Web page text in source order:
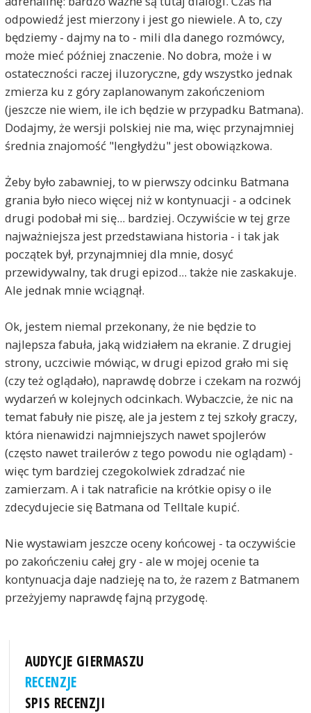
odpowiedź jest mierzony i jest go niewiele. A to, czy
będziemy - dajmy na to - mili dla danego rozmówcy,
może mieć później znaczenie. No dobra, może i w
ostateczności raczej iluzoryczne, gdy wszystko jednak
zmierza ku z góry zaplanowanym zakończeniom
(jeszcze nie wiem, ile ich będzie w przypadku Batmana).
Dodajmy, że wersji polskiej nie ma, więc przynajmniej
średnia znajomość "lengłydżu" jest obowiązkowa.
Żeby było zabawniej, to w pierwszy odcinku Batmana
grania było nieco więcej niż w kontynuacji - a odcinek
drugi podobał mi się... bardziej. Oczywiście w tej grze
najważniejsza jest przedstawiana historia - i tak jak
początek był, przynajmniej dla mnie, dosyć
przewidywalny, tak drugi epizod... także nie zaskakuje.
Ale jednak mnie wciągnął.
Ok, jestem niemal przekonany, że nie będzie to
najlepsza fabuła, jaką widziałem na ekranie. Z drugiej
strony, uczciwie mówiąc, w drugi epizod grało mi się
(czy też oglądało), naprawdę dobrze i czekam na rozwój
wydarzeń w kolejnych odcinkach. Wybaczcie, że nic na
temat fabuły nie piszę, ale ja jestem z tej szkoły graczy,
która nienawidzi najmniejszych nawet spojlerów
(często nawet trailerów z tego powodu nie oglądam) -
więc tym bardziej czegokolwiek zdradzać nie
zamierzam. A i tak natraficie na krótkie opisy o ile
zdecydujecie się Batmana od Telltale kupić.
Nie wystawiam jeszcze oceny końcowej - ta oczywiście
po zakończeniu całej gry - ale w mojej ocenie ta
kontynuacja daje nadzieję na to, że razem z Batmanem
przeżyjemy naprawdę fajną przygodę.
AUDYCJE GIERMASZU
RECENZJE
SPIS RECENZJI